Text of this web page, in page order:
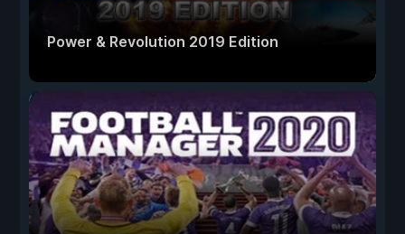
Power & Revolution 2019 Edition